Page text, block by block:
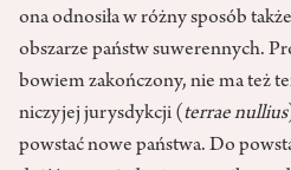
ona odnosiła w różny sposób
obszarze państw suwerennych.
bowiem zakończony, nie ma też
niczyjej jurysdykcji (terrae nullius
powstać nowe państwa. Do